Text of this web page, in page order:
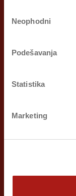
сагласности
Neophodni
Podešavanja
Statistika
Marketing